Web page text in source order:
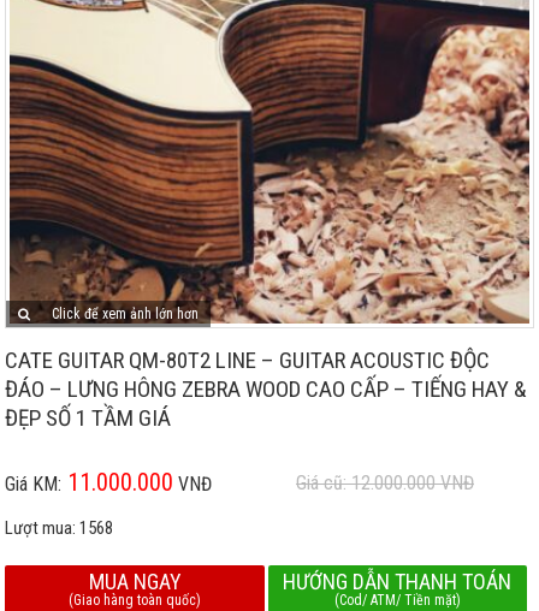
Click để xem ảnh lớn hơn
CATE GUITAR QM-80T2 LINE – GUITAR ACOUSTIC ĐỘC
ĐÁO – LƯNG HÔNG ZEBRA WOOD CAO CẤP – TIẾNG HAY &
ĐẸP SỐ 1 TẦM GIÁ
Giá KM: 11.000.000 VNĐ Giá cũ: 12.000.000VNĐ
Lượt mua:1568
MUA NGAY
(Giao hàng toàn quốc)
HƯỚNG DẪN THANH TOÁN
(Cod/ ATM/ Tiền mặt)